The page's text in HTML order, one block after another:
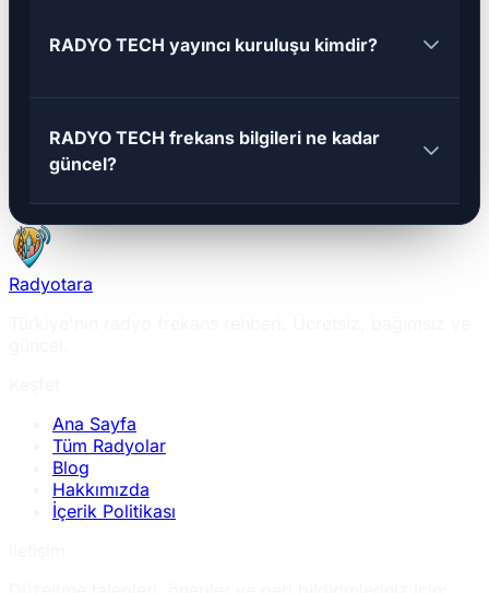
RADYO TECH yayıncı kuruluşu kimdir?
RADYO TECH frekans bilgileri ne kadar
güncel?
Radyotara
Ana Sayfa
Tüm Radyolar
Blog
Hakkımızda
İçerik Politikası